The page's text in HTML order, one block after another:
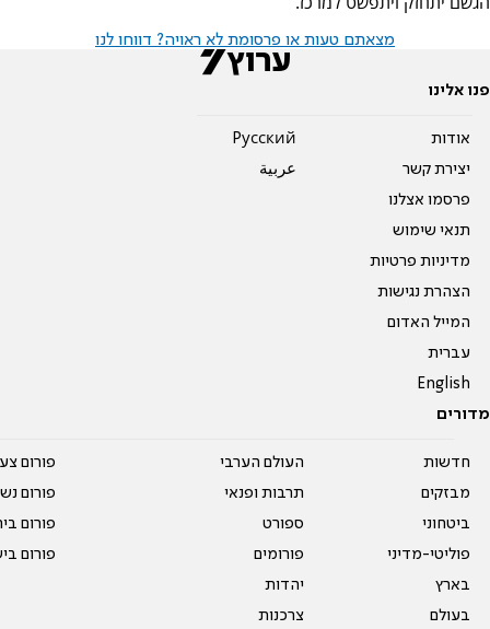
מצאתם טעות או פרסומת לא ראויה? דווחו לנו
פנו אלינו
אודות
יצירת קשר
פרסמו אצלנו
תנאי שימוש
מדיניות פרטיות
הצהרת נגישות
המייל האדום
עברית
English
Pусский
عربية
מדורים
חדשות
מבזקים
ביטחוני
פוליטי-מדיני
בארץ
בעולם
העולם הערבי
תרבות ופנאי
ספורט
פורומים
יהדות
צרכנות
פורום
פורום
פורום
פורום